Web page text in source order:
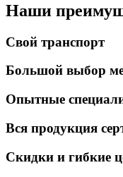
Наши
Свой транспорт
Большой выбор
Опытные
Вся продукция
Скидки и гибкие